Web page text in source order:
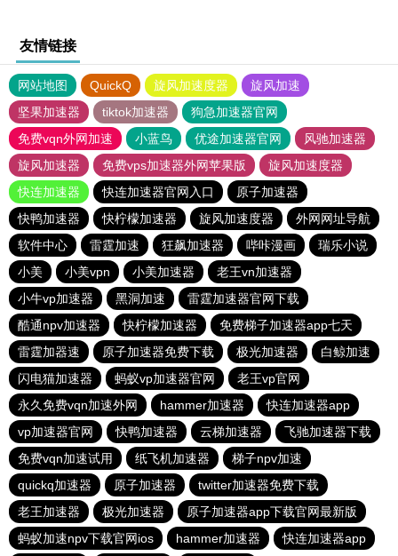
友情链接
网站地图 QuickQ 旋风加速度器
旋风加速
坚果加速器
tiktok加速器
狗急加速器官网
免费vqn外网加速
小蓝鸟 优途加速器官网
风驰加速器
旋风加速器
免费vps加速器外网苹果版
旋风加速度器
快连加速器
快连加速器官网入口
原子加速器
快鸭加速器
快柠檬加速器 旋风加速度器
外网网址导航
软件中心
雷霆加速 狂飙加速器 哔咔漫画
瑞乐小说
小美
小美vpn 小美加速器
老王vn加速器
小牛vp加速器
黑洞加速
雷霆加速器官网下载
酷通npv加速器
快柠檬加速器
免费梯子加速器app七天
雷霆加器速
原子加速器免费下载 极光加速器
白鲸加速
闪电猫加速器
蚂蚁vp加速器官网
老王vp官网
永久免费vqn加速外网
hammer加速器
快连加速器app
vp加速器官网
快鸭加速器 云梯加速器
飞驰加速器下载
免费vqn加速试用
纸飞机加速器
梯子npv加速
quickq加速器
原子加速器
twitter加速器免费下载
老王加速器
极光加速器
原子加速器app下载官网最新版
蚂蚁加速npv下载官网ios
hammer加速器 快连加速器app